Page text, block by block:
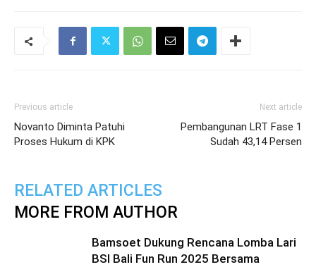
Previous article
Novanto Diminta Patuhi
Proses Hukum di KPK
Next article
Pembangunan LRT Fase 1
Sudah 43,14 Persen
RELATED ARTICLES
MORE FROM AUTHOR
Bamsoet Dukung Rencana Lomba Lari
BSI Bali Fun Run 2025 Bersama